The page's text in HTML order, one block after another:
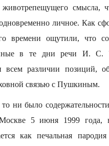
смысла,
личное. Как
времени ощутили, что
в те дни речи И. С.
различии позиций,
связью с Пушкиным.
ни было
5 июня 1999 года,
как печальная